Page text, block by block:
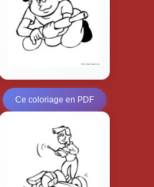
Ce coloriage en PDF